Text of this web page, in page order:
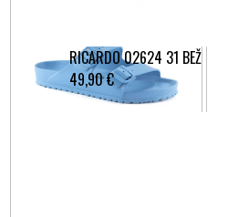
RICARDO 02624 31 BEŽ
49,90 €